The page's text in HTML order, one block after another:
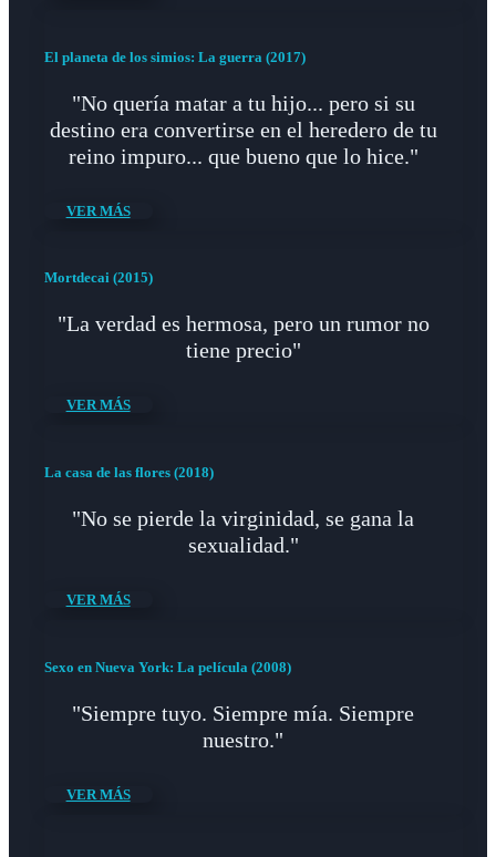
El planeta de los simios: La guerra (2017)
"No quería matar a tu hijo... pero si su
destino era convertirse en el heredero de tu
reino impuro... que bueno que lo hice."
VER MÁS
Mortdecai (2015)
"La verdad es hermosa, pero un rumor no
tiene precio"
VER MÁS
La casa de las flores (2018)
"No se pierde la virginidad, se gana la
sexualidad."
VER MÁS
Sexo en Nueva York: La película (2008)
"Siempre tuyo. Siempre mía. Siempre
nuestro."
VER MÁS